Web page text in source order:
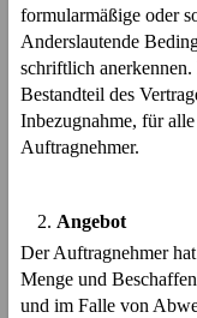
formularmäßige oder
Anderslautende
schriftlich
Bestandteil des
Inbezugnahme, für
Auftragnehmer.
Angebot
Der Auftragnehmer
Menge und
und im Falle von